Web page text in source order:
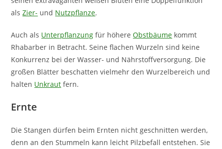
alsZier- und Nutzpflanze.
Auch als Unterpflanzung für höhereObstbäume kommt
Rhabarber in Betracht. Seine flachen Wurzeln sind keine
Konkurrenz bei der Wasser- und Nährstoffversorgung. Die
großen Blätter beschatten vielmehr den Wurzelbereich und
halten Unkraut fern.
Ernte
Die Stangen dürfen beim Ernten nicht geschnitten werden,
denn an den Stummeln kann leicht Pilzbefall entstehen. Sie